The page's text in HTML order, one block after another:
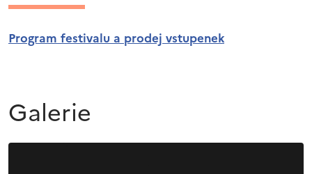
Program festivalu a prodej vstupenek
Galerie